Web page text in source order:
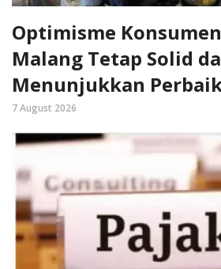
Optimisme
Malang Tetap Solid
Menunjukkan
7 August 2026